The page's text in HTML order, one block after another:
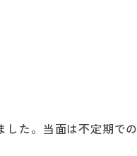
た。当面は不定期での